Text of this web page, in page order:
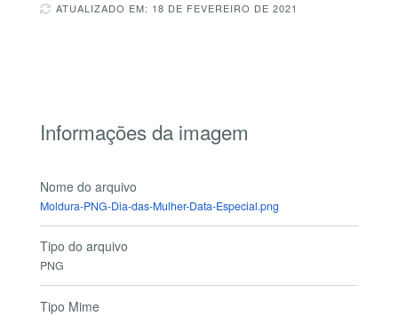
ATUALIZADO EM: 18 DE FEVEREIRO DE 2021
Informações da imagem
Nome do arquivo
Moldura-PNG-Dia-das-Mulher-Data-Especial.png
Tipo do arquivo
PNG
Tipo Mime